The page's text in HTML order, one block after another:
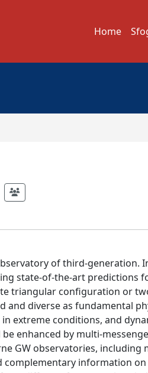
Home
of third-generation.
state-of-the-art predictions
triangular configuration or
and diverse as fundamental
extreme conditions, and
enhanced by multi-
GW observatories, including
complementary information on